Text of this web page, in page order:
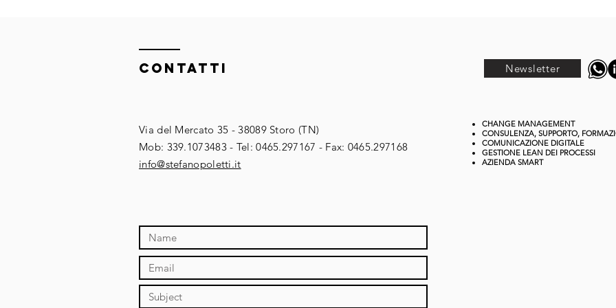
ContaTTI
Via del Mercato 35 - 38089 Storo (TN)
​​Mob: 339.1073483 - Tel: 0465.297167 - Fax: 0465.297168
​info@stefanopoletti.it
Newsletter
CHANGE MANAGEMENT
CONSULENZA, SUPPORTO,
COMUNICAZIONE DIGITALE
GESTIONE LEAN DEI PROCESSI
AZIENDA SMART